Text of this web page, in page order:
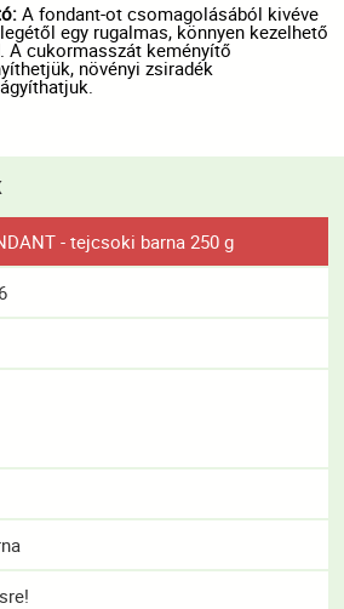
A fondant-ot csomagolásából kivéve
egy rugalmas, könnyen kezelhető
A cukormasszát keményítő
növényi zsiradék
- tejcsoki barna 250 g